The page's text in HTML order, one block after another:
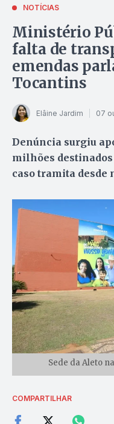
NOTÍCIAS
Ministério
falta de
emendas
Tocantins
Elâine Jardim 07
Denúncia surgiu
milhões destinados
caso tramita desde
Sede da Aleto
COMPARTILHAR